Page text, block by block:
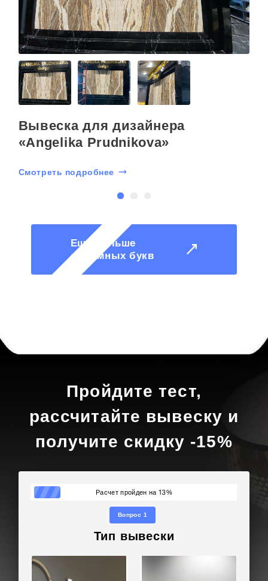
Вывеска для дизайнера
«Angelika Prudnikova»
Смотреть подробнее
Еще больше
объемных букв
Пройдите тест,
рассчитайте вывеску и
получите скидку -15%
Расчет пройден на 13%
Вопрос 1
Тип вывески